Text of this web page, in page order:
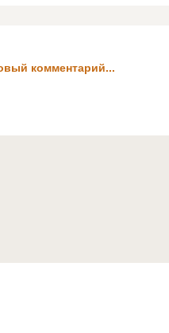
комментарий...